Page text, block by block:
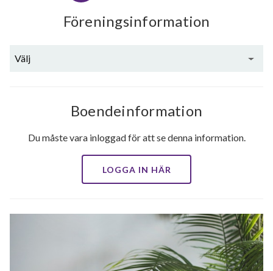
Föreningsinformation
Välj
Boendeinformation
Du måste vara inloggad för att se denna information.
LOGGA IN HÄR